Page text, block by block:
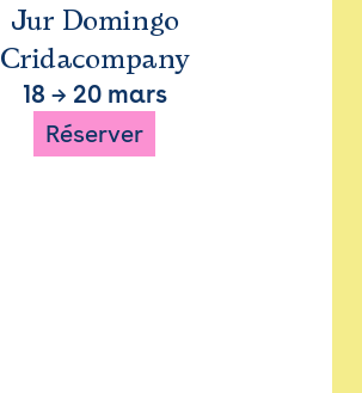
Jur Domingo
Cridacompany
18 → 20 mars
Réserver